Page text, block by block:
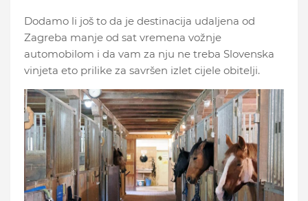
Dodamo li još to da je destinacija udaljena od
Zagreba manje od sat vremena vožnje
automobilom i da vam za nju ne treba Slovenska
vinjeta eto prilike za savršen izlet cijele obitelji.